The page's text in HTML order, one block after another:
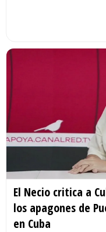
El Necio critica a
los apagones de
en Cuba